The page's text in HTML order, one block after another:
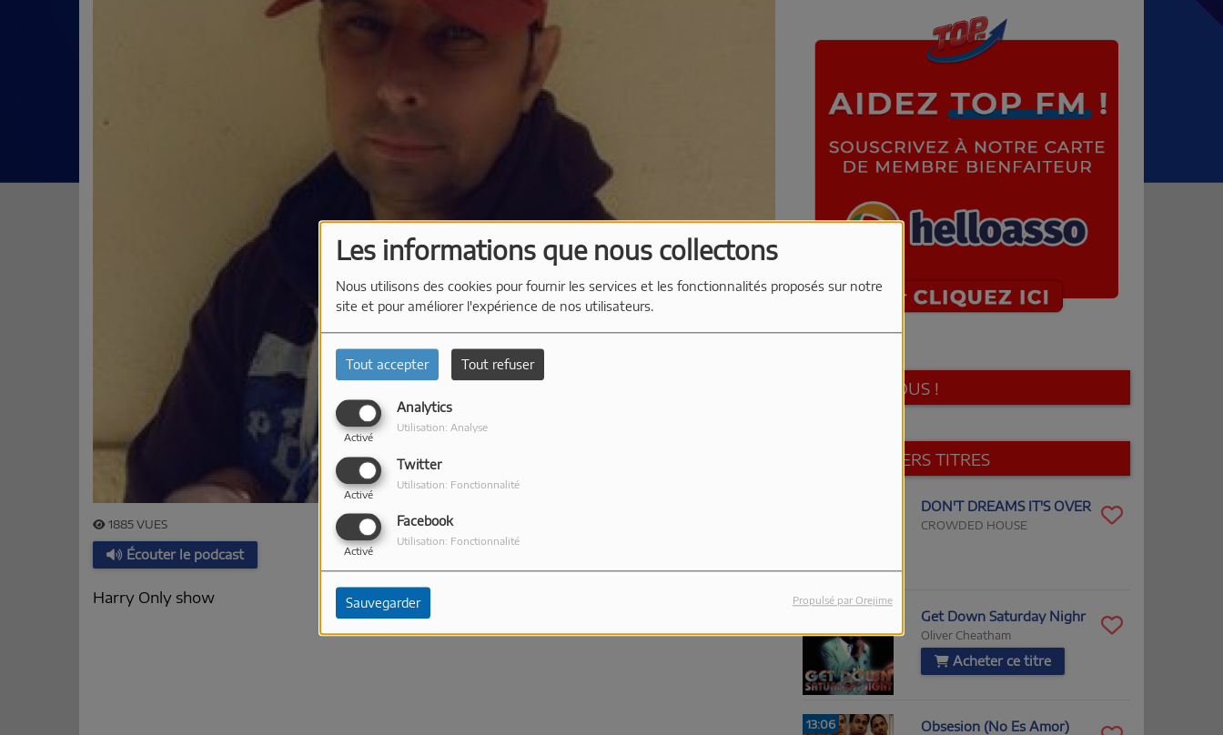
Les informations que nous collectons
Nous utilisons des cookies pour fournir les services et les fonctionnalités proposés sur notre
site et pour améliorer l'expérience de nos utilisateurs.
Tout accepter Tout refuser
Analytics
Activé
Utilisation: Analyse
Twitter
Activé
Utilisation: Fonctionnalité
Facebook
Activé
Utilisation: Fonctionnalité
Sauvegarder Propulsé par Orejime
1885 VUES
Écouter le podcast
Harry Only show
SUIVEZ-NOUS !
LES DERNIERS TITRES
DON'T DREAMS IT'S OVER
CROWDED HOUSE
Get Down Saturday Nighr
Oliver Cheatham
Acheter ce titre
13:06 Obsesion (No Es Amor)